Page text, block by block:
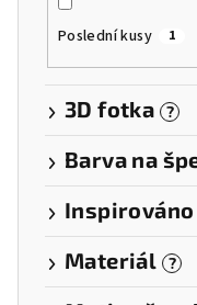
Poslední kusy 1
3D fotka ?
Barva na
Materiál ?